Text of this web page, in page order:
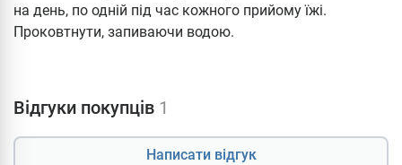
на день, по одній під час кожного прийому їжі.
Проковтнути, запиваючи водою.
Відгуки покупців 1
Написати відгук